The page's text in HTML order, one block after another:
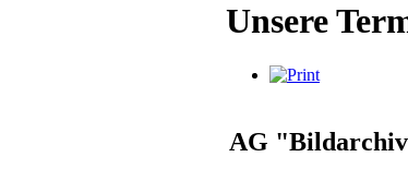
Unsere
AG